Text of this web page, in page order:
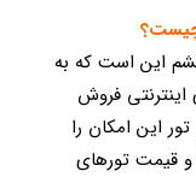
چیست؟
این است که به
فروش
این امکان را
و قیمت تورهای